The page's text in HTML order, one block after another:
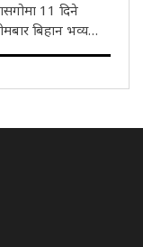
बिहान भव्य
को राष्ट्रमण्डल